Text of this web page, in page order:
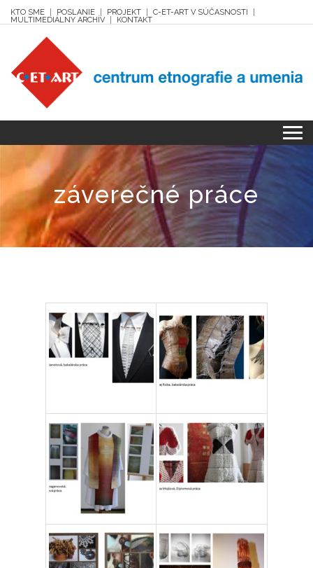
KTO SME POSLANIE PROJEKT
C-ET-ART V SÚČASNOSTI
MULTIMEDIÁLNY ARCHÍV
KONTAKT
záverečné práce